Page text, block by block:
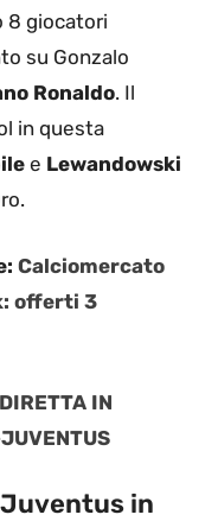
8 giocatori
su Gonzalo
Ronaldo. Il
in questa
e Lewandowski
Calciomercato
offerti 3
IN
in